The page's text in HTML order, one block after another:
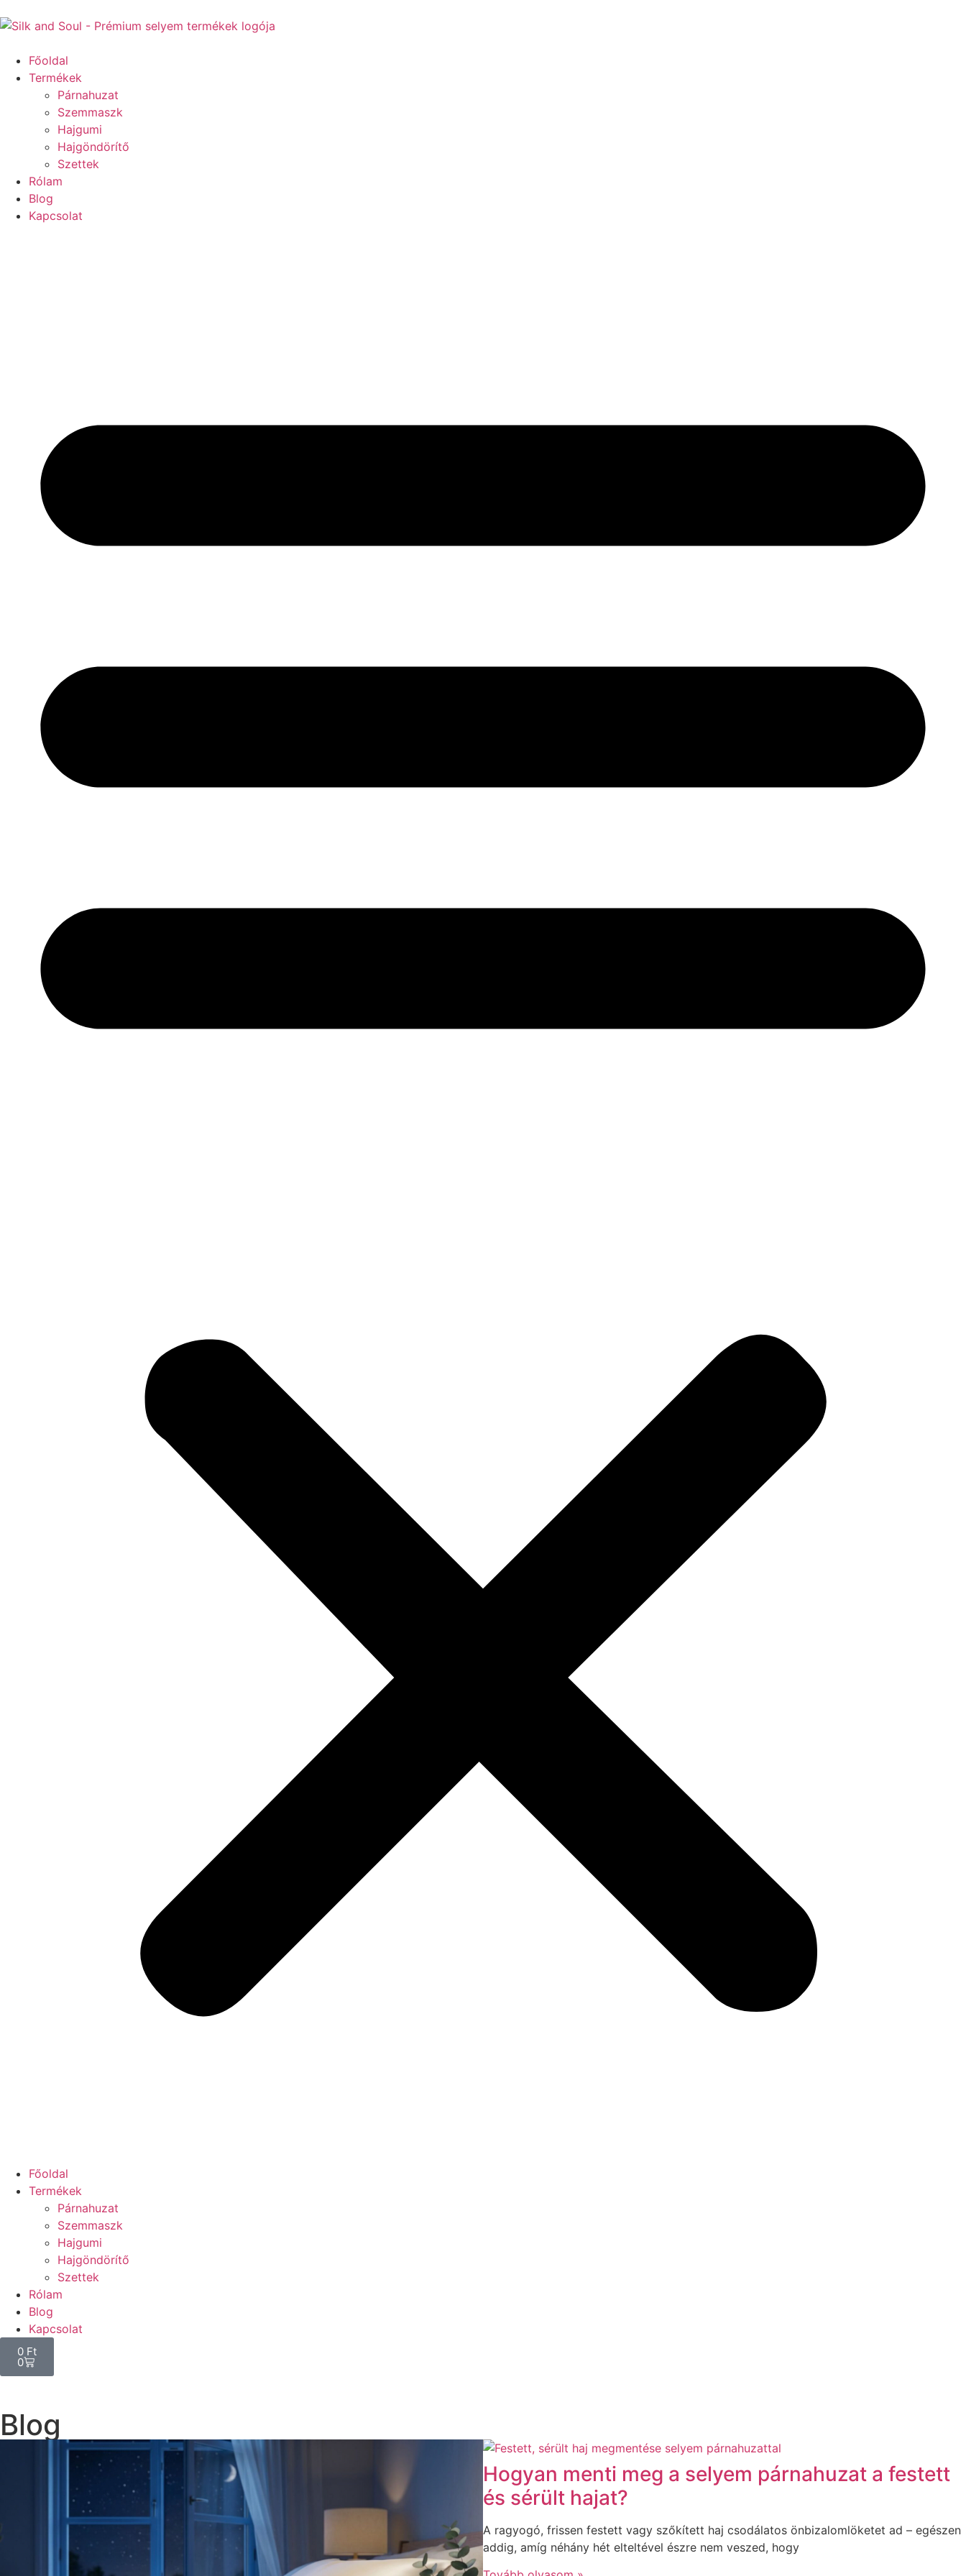
Főoldal
Termékek
Párnahuzat
Szemmaszk
Hajgumi
Hajgöndörítő
Szettek
Rólam
Blog
Kapcsolat
Főoldal
Termékek
Párnahuzat
Szemmaszk
Hajgumi
Hajgöndörítő
Szettek
Rólam
Blog
Kapcsolat
0 Ft
0
Blog
Hogyan menti meg a selyem párnahuzat a festett
és sérült hajat?
A ragyogó, frissen festett vagy szőkített haj csodálatos önbizalomlöketet ad – egészen
addig, amíg néhány hét elteltével észre nem veszed, hogy